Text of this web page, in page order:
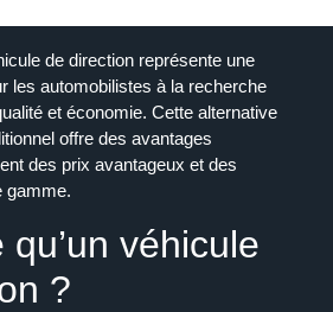
de direction représente une
les automobilistes à la recherche
et économie. Cette alternative
offre des avantages
des prix avantageux et des
gamme.
qu’un véhicule
?